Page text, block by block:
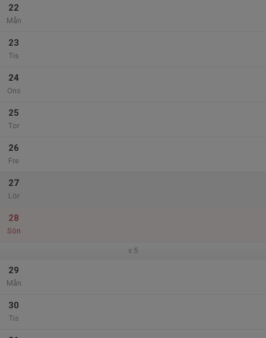
22
Mån
23
Tis
24
Ons
25
Tor
26
Fre
27
Lör
28
Sön
v.5
29
Mån
30
Tis